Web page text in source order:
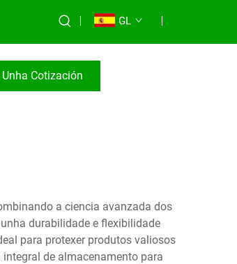
GL
Unha Cotización
a ciencia avanzada dos
durabilidade e flexibilidade
para protexer produtos valiosos
de almacenamento para